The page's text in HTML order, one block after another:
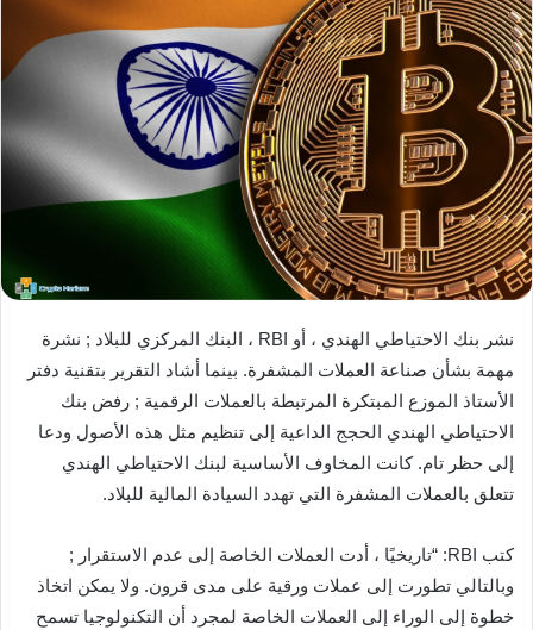
نشر بنك الاحتياطي الهندي ، أو RBI ، البنك المركزي للبلاد ; نشرة
مهمة بشأن صناعة العملات المشفرة. بينما أشاد التقرير بتقنية دفتر
الأستاذ الموزع المبتكرة المرتبطة بالعملات الرقمية ; رفض بنك
الاحتياطي الهندي الحجج الداعية إلى تنظيم مثل هذه الأصول ودعا
إلى حظر تام. كانت المخاوف الأساسية لبنك الاحتياطي الهندي
تتعلق بالعملات المشفرة التي تهدد السيادة المالية للبلاد.
كتب RBI: “تاريخيًا ، أدت العملات الخاصة إلى عدم الاستقرار ;
وبالتالي تطورت إلى عملات ورقية على مدى قرون. ولا يمكن اتخاذ
خطوة إلى الوراء إلى العملات الخاصة لمجرد أن التكنولوجيا تسمح